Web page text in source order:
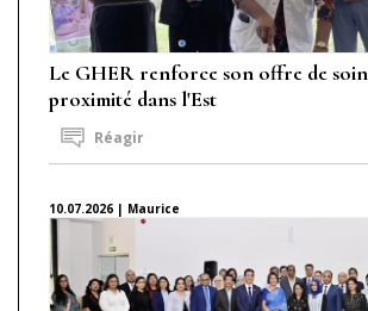
Le GHER renforce son offre de
proximité dans l'Est
Réagir
10.07.2026 | Maurice